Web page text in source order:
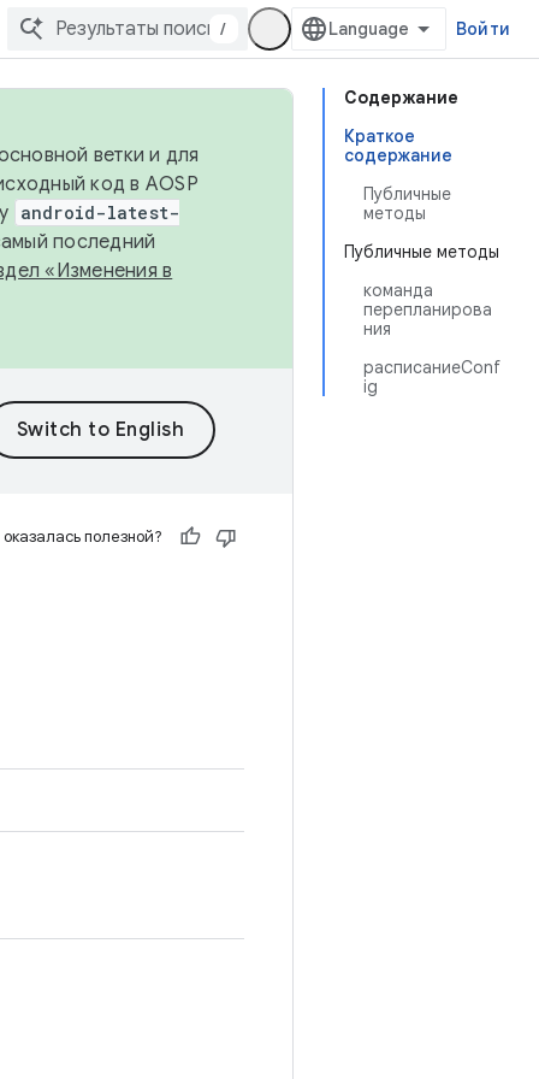
/ Войти
Содержание
Краткое
содержание
Публичные
методы
Публичные методы
команда
перепланирова
ния
расписаниеConf
ig
ветки и для
код в AOSP
android-latest-
последний
«Изменения в
полезной?